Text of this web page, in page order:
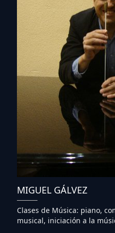
MIGUEL GÁLVEZ
Clases de Música: piano,
musical, iniciación a la